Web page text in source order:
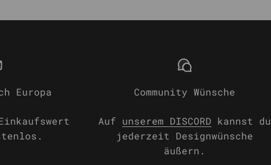
Europa Community Wünsche
Auf unserem DISCORD kannst du
jederzeit Designwünsche
äußern.